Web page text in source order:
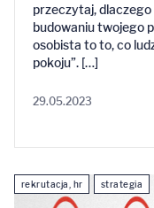
przeczytaj,
budowaniu twojego
osobista to to, co
pokoju”. […]
29.05.2023
rekrutacja, hr strategia